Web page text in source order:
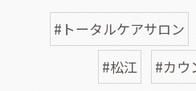
#トータルケアサロン
#松江
#カウ